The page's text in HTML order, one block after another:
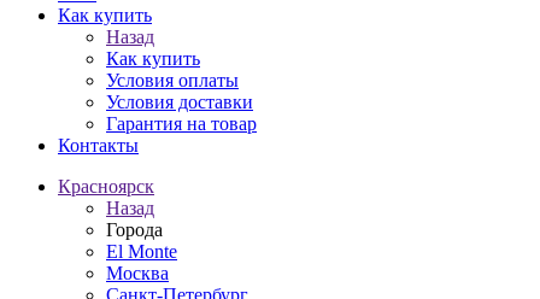
Как купить
Назад
Как купить
Условия оплаты
Условия доставки
Гарантия на товар
Контакты
Красноярск
Назад
Города
El Monte
Москва